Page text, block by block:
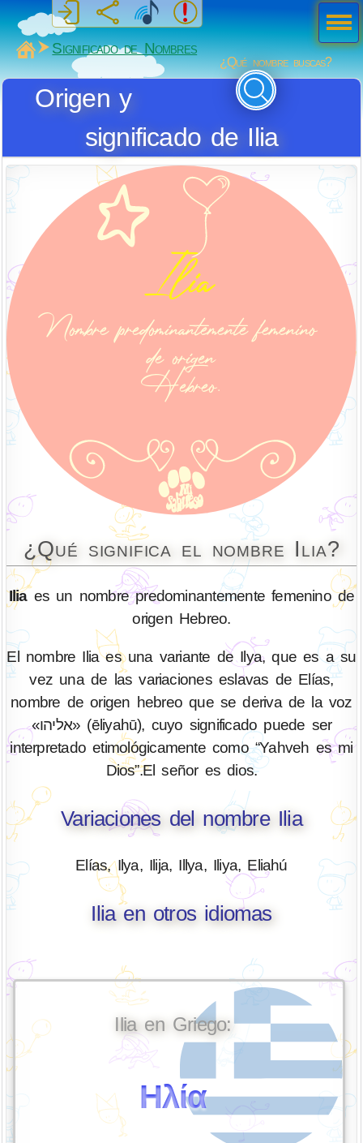
MiSabueso
Significado de Nombres
¿Qué nombre buscas?
Origen y
significado de Ilia
¿Qué significa el nombre Ilia?
Iliaes un nombre predominantemente femenino de
origen Hebreo.
El nombre Ilia es una variante de Ilya, que es a su
vez una de las variaciones eslavas de Elías,
nombre de origen hebreo que se deriva de la voz
«אליהו» (ēliyahū), cuyo significado puede ser
interpretado etimológicamente como “Yahveh es mi
Dios”.El señor es dios.
Variaciones del nombre Ilia
Elías, Ilya, Ilija, Illya, Iliya, Eliahú
Ilia en otros idiomas
Ilia en Griego:
Ηλία
Men
ú